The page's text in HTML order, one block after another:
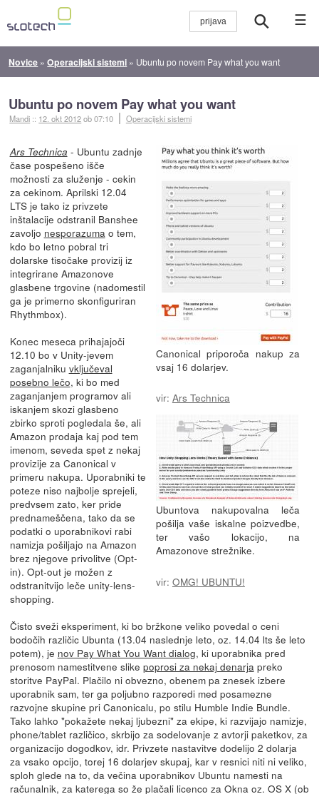
☰
Novice »Operacijski sistemi » Ubuntu po novem Pay what you want
Ubuntu po novem Pay what you want
Mandi :: 12. okt 2012ob 07:10 Operacijski sistemi
Canonical priporoča nakup za
vsaj 16 dolarjev.
vir: Ars Technica
Ubuntova nakupovalna leča
pošilja vaše iskalne poizvedbe,
ter vašo lokacijo, na
Amazonove strežnike.
vir: OMG! UBUNTU!
Ars Technica - Ubuntu zadnje
čase pospešeno išče
možnosti za služenje - cekin
za cekinom. Aprilski 12.04
LTS je tako iz privzete
inštalacije odstranil Banshee
zavoljo nesporazuma o tem,
kdo bo letno pobral tri
dolarske tisočake provizij iz
integrirane Amazonove
glasbene trgovine (nadomestil
ga je primerno skonfiguriran
Rhythmbox).
Konec meseca prihajajoči
12.10 bo v Unity-jevem
zaganjalniku vključeval
posebno lečo, ki bo med
zaganjanjem programov ali
iskanjem skozi glasbeno
zbirko sproti pogledala še, ali
Amazon prodaja kaj pod tem
imenom, seveda spet z nekaj
provizije za Canonical v
primeru nakupa. Uporabniki te
poteze niso najbolje sprejeli,
predvsem zato, ker pride
prednameščena, tako da se
podatki o uporabnikovi rabi
namizja pošiljajo na Amazon
brez njegove privolitve (Opt-
in). Opt-out je možen z
odstranitvijo leče unity-lens-
shopping.
Čisto sveži eksperiment, ki bo bržkone veliko povedal o ceni
bodočih različic Ubunta (13.04 naslednje leto, oz. 14.04 lts še leto
potem), je nov Pay What You Want dialog, ki uporabnika pred
prenosom namestitvene slike poprosi za nekaj denarja preko
storitve PayPal. Plačilo ni obvezno, obenem pa znesek izbere
uporabnik sam, ter ga poljubno razporedi med posamezne
razvojne skupine pri Canonicalu, po stilu Humble Indie Bundle.
Tako lahko "pokažete nekaj ljubezni" za ekipe, ki razvijajo namizje,
phone/tablet različico, skrbijo za sodelovanje z avtorji paketkov, za
organizacijo dogodkov, idr. Privzete nastavitve dodelijo 2 dolarja
za vsako opcijo, torej 16 dolarjev skupaj, kar v resnici niti ni veliko,
sploh glede na to, da večina uporabnikov Ubuntu namesti na
računalnik, za katerega so že plačali licenco za Okna oz. OS X (ob